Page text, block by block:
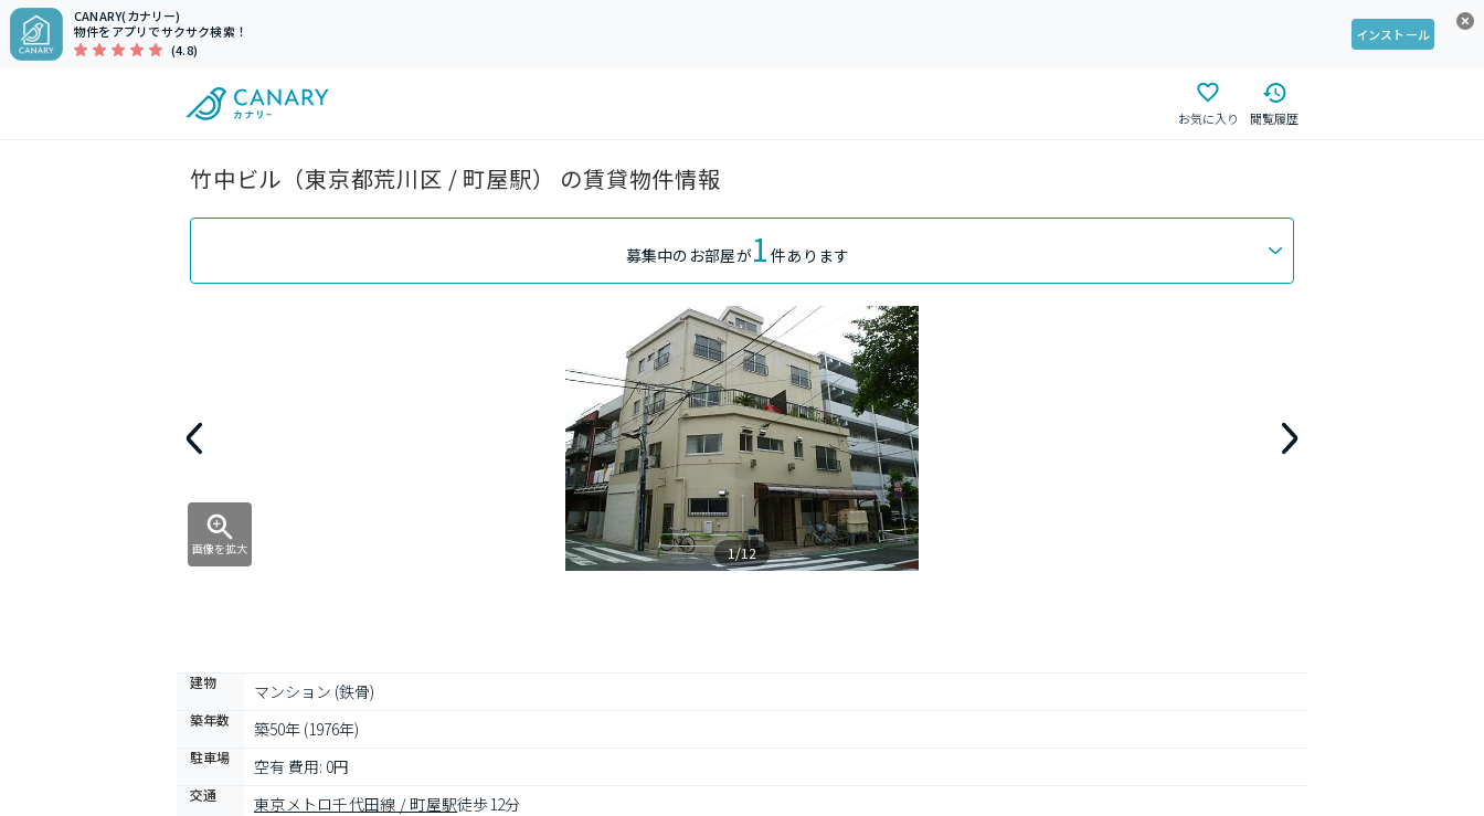
CANARY(カナリー)
物件をアプリでサクサク検索！
(4.8)
インストール
お気に入り 閲覧履歴
竹中ビル（東京都荒川区 / 町屋駅） の賃貸物件情報
募集中のお部屋が1 件あります
画像を拡大 1/12
建物 マンション (鉄骨)
築年数 築50年 (1976年)
駐車場 空有 費用: 0円
交通 東京メトロ千代田線 / 町屋駅徒歩12分